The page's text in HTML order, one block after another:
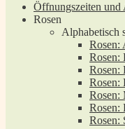
Öffnungszeiten und
Rosen
Alphabetisch
Rosen:
Rosen:
Rosen:
Rosen:
Rosen:
Rosen:
Rosen: